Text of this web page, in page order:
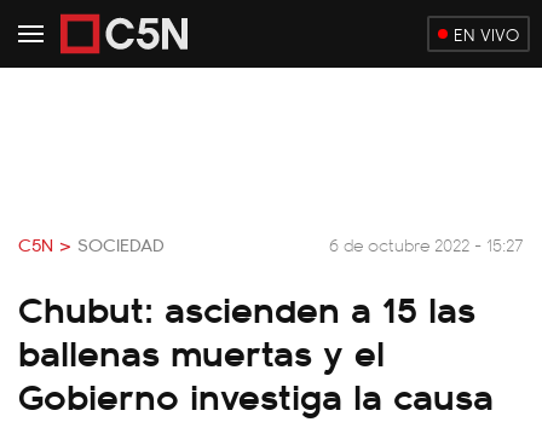
EN VIVO
C5N > SOCIEDAD 6 de octubre 2022 - 15:27
Chubut: ascienden a 15 las
ballenas muertas y el
Gobierno investiga la causa